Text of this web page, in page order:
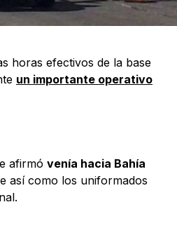
horas efectivos de la base
un importante operativo
afirmó venía hacia Bahía
así como los uniformados